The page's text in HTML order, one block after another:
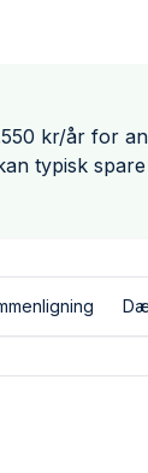
kr/år for
typisk